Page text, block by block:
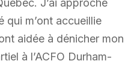
J’ai approché
qui m’ont accueillie
aidée à dénicher mon
à l’ACFO Durham-